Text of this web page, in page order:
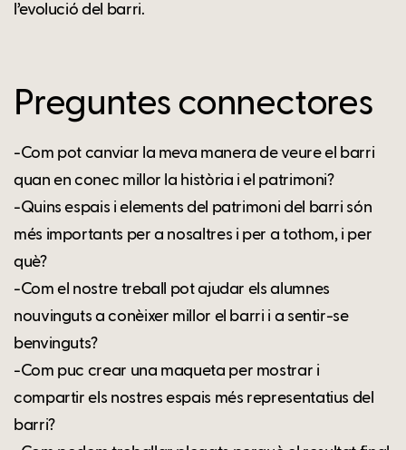
l’evolució del barri.
Preguntes connectores
-Com pot canviar la meva manera de veure el barri
quan en conec millor la història i el patrimoni?
-Quins espais i elements del patrimoni del barri són
més importants per a nosaltres i per a tothom, i per
què?
-Com el nostre treball pot ajudar els alumnes
nouvinguts a conèixer millor el barri i a sentir-se
benvinguts?
-Com puc crear una maqueta per mostrar i
compartir els nostres espais més representatius del
barri?